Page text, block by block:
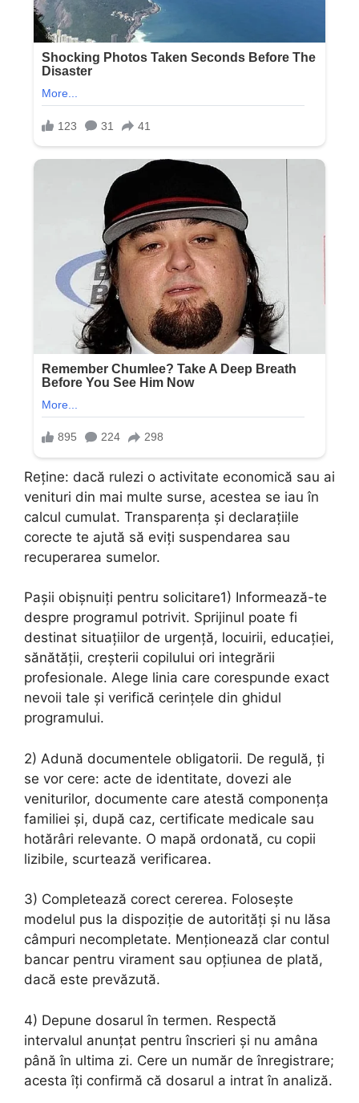
Reține: dacă rulezi o activitate economică sau ai
venituri din mai multe surse, acestea se iau în
calcul cumulat. Transparența și declarațiile
corecte te ajută să eviți suspendarea sau
recuperarea sumelor.
Pașii obișnuiți pentru solicitare1) Informează-te
despre programul potrivit. Sprijinul poate fi
destinat situațiilor de urgență, locuirii, educației,
sănătății, creșterii copilului ori integrării
profesionale. Alege linia care corespunde exact
nevoii tale și verifică cerințele din ghidul
programului.
2) Adună documentele obligatorii. De regulă, ți
se vor cere: acte de identitate, dovezi ale
veniturilor, documente care atestă componența
familiei și, după caz, certificate medicale sau
hotărâri relevante. O mapă ordonată, cu copii
lizibile, scurtează verificarea.
3) Completează corect cererea. Folosește
modelul pus la dispoziție de autorități și nu lăsa
câmpuri necompletate. Menționează clar contul
bancar pentru virament sau opțiunea de plată,
dacă este prevăzută.
4) Depune dosarul în termen. Respectă
intervalul anunțat pentru înscrieri și nu amâna
până în ultima zi. Cere un număr de înregistrare;
acesta îți confirmă că dosarul a intrat în analiză.